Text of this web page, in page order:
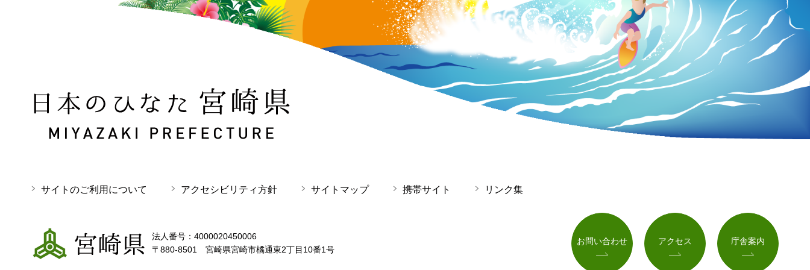
日本のひなた 宮崎県 MIYAZAKI PREFECTURE
サイトのご利用について アクセシビリティ方針 サイトマップ 携帯サイト リンク集
宮崎県
法人番号：4000020450006
〒880-8501 宮崎県宮崎市橘通東2丁目10番1号
お問い合わせ アクセス 庁舎案内